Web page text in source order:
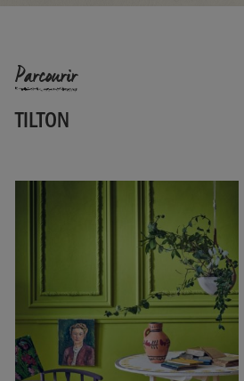
Fabriqué au Royaume-Uni. Importé et
Annie Sloan Europe GmbH.
Parcourir
TILTON